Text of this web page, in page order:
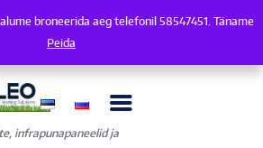
infrapunapaneelid ja
broneerida aeg telefonil 58547451.
broneerida aeg telefonil 58547451. Täname
Peida